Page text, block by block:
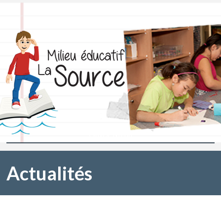
Actualités